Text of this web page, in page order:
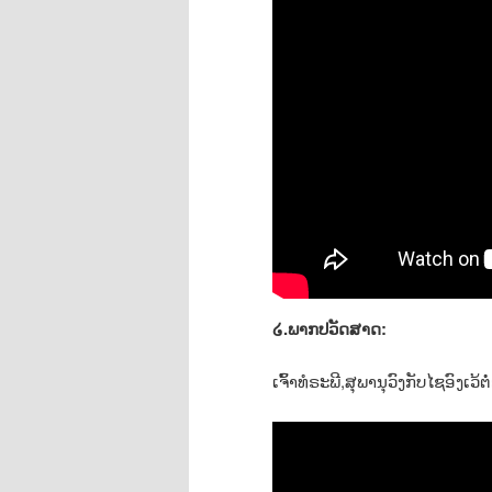
໒.ພາກປວັດສາດ:
ເຈົ້າທໍຣະພີ,ສຸພານຸວົງກັບໄຊອົງເວ້